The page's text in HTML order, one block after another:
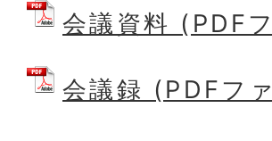
会議資料 (PDF
会議録 (PDFフ